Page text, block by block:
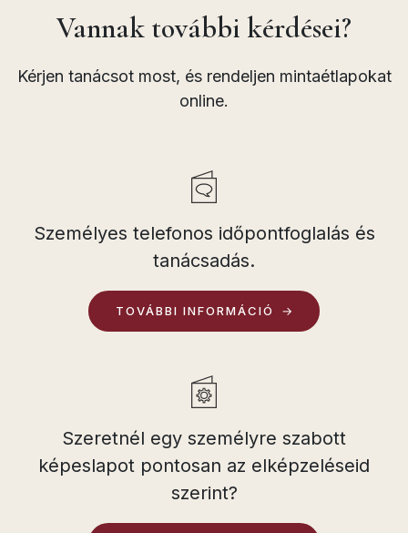
Vannak további kérdései?
Kérjen tanácsot most, és rendeljen mintaétlapokat
online.
Személyes telefonos időpontfoglalás és
tanácsadás.
TOVÁBBI INFORMÁCIÓ
Szeretnél egy személyre szabott
képeslapot pontosan az elképzeléseid
szerint?